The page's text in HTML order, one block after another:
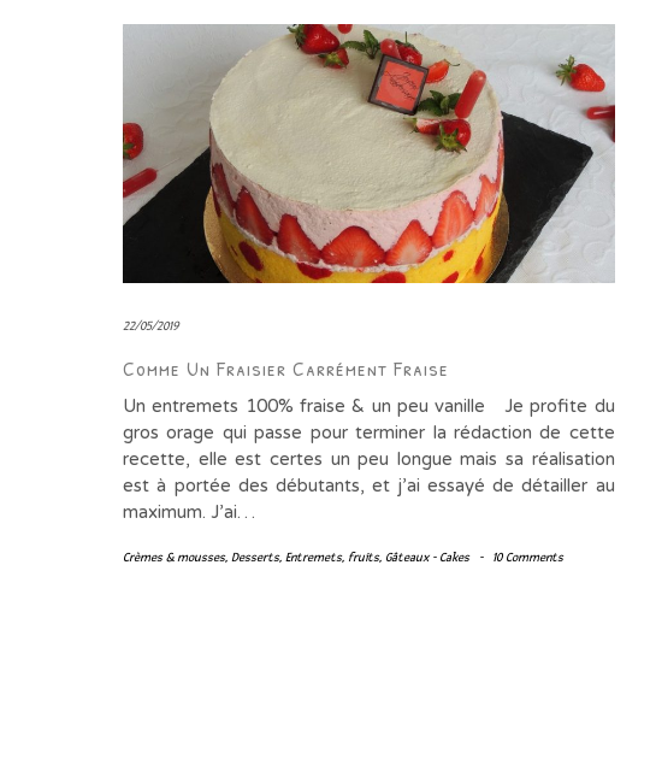
22/05/2019
Comme Un Fraisier Carrément Fraise
Un entremets 100% fraise & un peu vanille Je profite du
gros orage qui passe pour terminer la rédaction de cette
recette, elle est certes un peu longue mais sa réalisation
est à portée des débutants, et j’ai essayé de détailler au
maximum. J’ai…
Crèmes & mousses, Desserts, Entremets, fruits, Gâteaux - Cakes - 10 Comments